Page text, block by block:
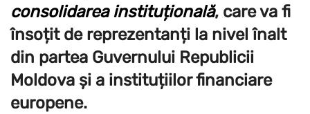
consolidarea instituțională, care va fi
însoțit de reprezentanți la nivel înalt
din partea Guvernului Republicii
Moldova și a instituțiilor financiare
europene.